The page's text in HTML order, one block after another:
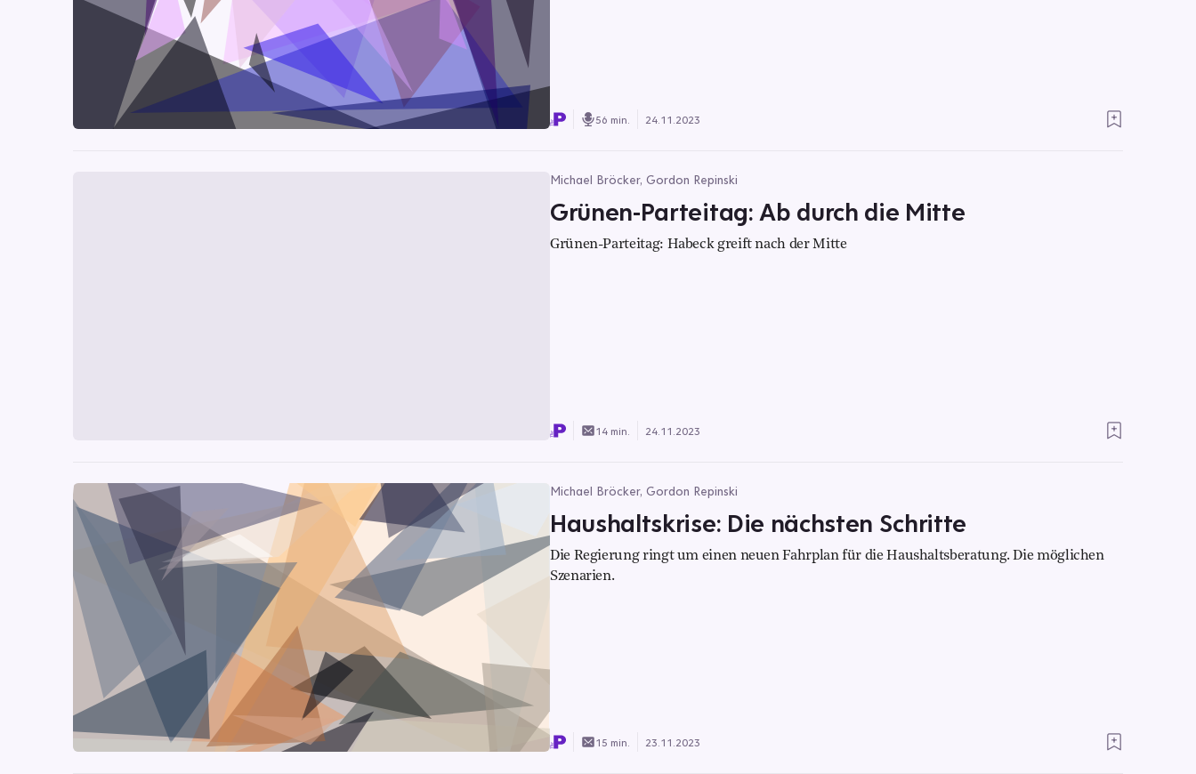
56 min. 24.11.2023
Michael Bröcker, Gordon Repinski
Grünen-Parteitag: Ab durch die Mitte
Grünen-Parteitag: Habeck greift nach der Mitte
14 min. 24.11.2023
Michael Bröcker, Gordon Repinski
Haushaltskrise: Die nächsten Schritte
Die Regierung ringt um einen neuen Fahrplan für die Haushaltsberatung. Die möglichen
Szenarien.
15 min. 23.11.2023